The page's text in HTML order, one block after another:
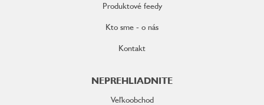
Produktové feedy
Kto sme - o nás
Kontakt
NEPREHLIADNITE
Veľkoobchod